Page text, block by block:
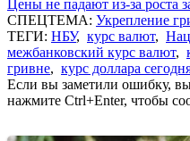
Цены не падают из-за роста
СПЕЦТЕМА: Укрепление
ТЕГИ: НБУ, курс валют,
межбанковский курс валют,
гривне, курс доллара
Если вы заметили ошибку,
нажмите Ctrl+Enter, чтобы